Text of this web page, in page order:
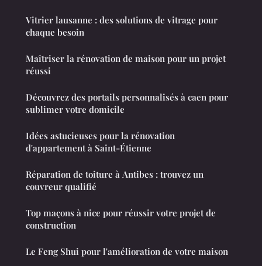
Vitrier lausanne : des solutions de vitrage pour
chaque besoin
Maîtriser la rénovation de maison pour un projet
réussi
Découvrez des portails personnalisés à caen pour
sublimer votre domicile
Idées astucieuses pour la rénovation
d'appartement à Saint-Étienne
Réparation de toiture à Antibes : trouvez un
couvreur qualifié
Top maçons à nice pour réussir votre projet de
construction
Le Feng Shui pour l'amélioration de votre maison